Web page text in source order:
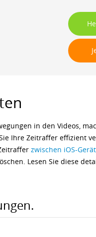
in den Videos,
Ihre Zeitraffer effizient
zwischen iOS-
Lesen Sie diese